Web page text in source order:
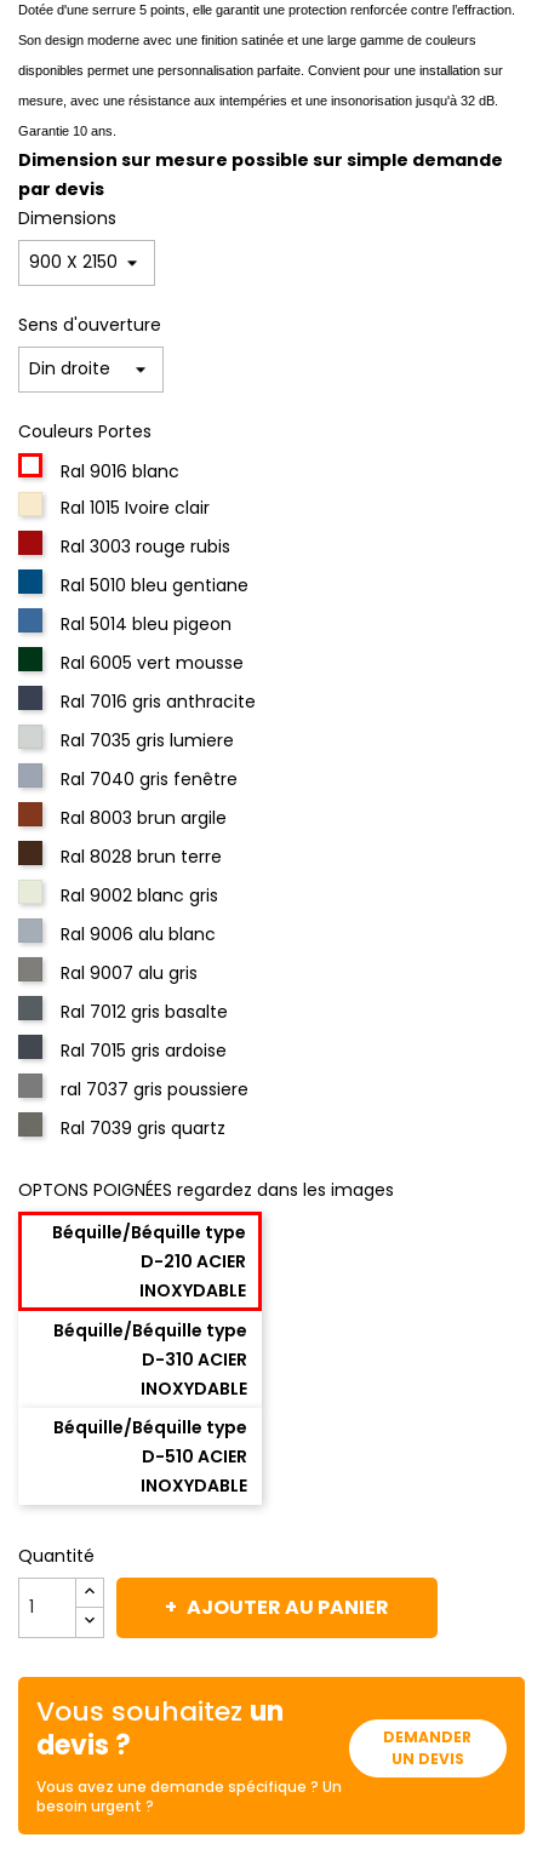
Dotée d'une serrure 5 points, elle garantit une protection renforcée contre l’effraction.
Son design moderne avec une finition satinée et une large gamme de couleurs
disponibles permet une personnalisation parfaite. Convient pour une installation sur
mesure, avec une résistance aux intempéries et une insonorisation jusqu'à 32 dB.
Garantie 10 ans.
Dimension sur mesure possible sur simple demande
par devis
Dimensions
Sens d'ouverture
Couleurs Portes
Ral 9016 blanc
Ral 1015 Ivoire clair
Ral 3003 rouge rubis
Ral 5010 bleu gentiane
Ral 5014 bleu pigeon
Ral 6005 vert mousse
Ral 7016 gris anthracite
Ral 7035 gris lumiere
Ral 7040 gris fenêtre
Ral 8003 brun argile
Ral 8028 brun terre
Ral 9002 blanc gris
Ral 9006 alu blanc
Ral 9007 alu gris
Ral 7012 gris basalte
Ral 7015 gris ardoise
ral 7037 gris poussiere
Ral 7039 gris quartz
OPTONS POIGNÉES regardez dans les images
Béquille/Béquille type
D-210 ACIER
INOXYDABLE
Béquille/Béquille type
D-310 ACIER
INOXYDABLE
Béquille/Béquille type
D-510 ACIER
INOXYDABLE
Quantité
AJOUTER AU PANIER
Vous souhaitez un
devis ?
Vous avez une demande spécifique ? Un
besoin urgent ?
DEMANDER
UN DEVIS